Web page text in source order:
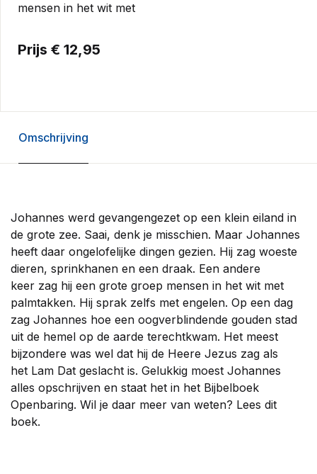
mensen in het wit met
Prijs € 12,95
Omschrijving
Johannes werd gevangengezet op een klein eiland in
de grote zee. Saai, denk je misschien. Maar Johannes
heeft daar ongelofelijke dingen gezien. Hij zag woeste
dieren, sprinkhanen en een draak. Een andere
keer zag hij een grote groep mensen in het wit met
palmtakken. Hij sprak zelfs met engelen. Op een dag
zag Johannes hoe een oogverblindende gouden stad
uit de hemel op de aarde terechtkwam. Het meest
bijzondere was wel dat hij de Heere Jezus zag als
het Lam Dat geslacht is. Gelukkig moest Johannes
alles opschrijven en staat het in het Bijbelboek
Openbaring. Wil je daar meer van weten? Lees dit
boek.